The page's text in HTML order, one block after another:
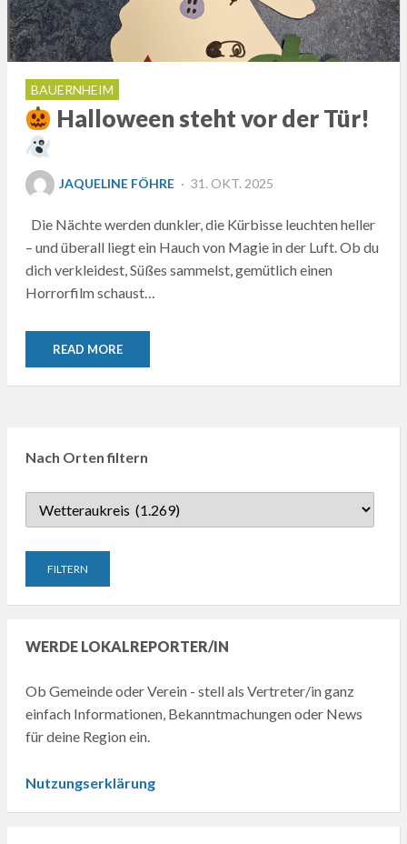
BAUERNHEIM
Halloween steht vor der Tür!
JAQUELINE FÖHRE
POSTED
31. OKT. 2025
Die Nächte werden dunkler, die Kürbisse leuchten heller
– und überall liegt ein Hauch von Magie in der Luft. Ob du
dich verkleidest, Süßes sammelst, gemütlich einen
Horrorfilm schaust…
READ MORE
Nach Orten filtern
WERDE LOKALREPORTER/IN
Ob Gemeinde oder Verein - stell als Vertreter/in ganz
einfach Informationen, Bekanntmachungen oder News
für deine Region ein.
Nutzungserklärung